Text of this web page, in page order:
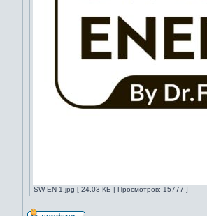
SW-EN 1.jpg [ 24.03 КБ | Просмотров: 15777 ]